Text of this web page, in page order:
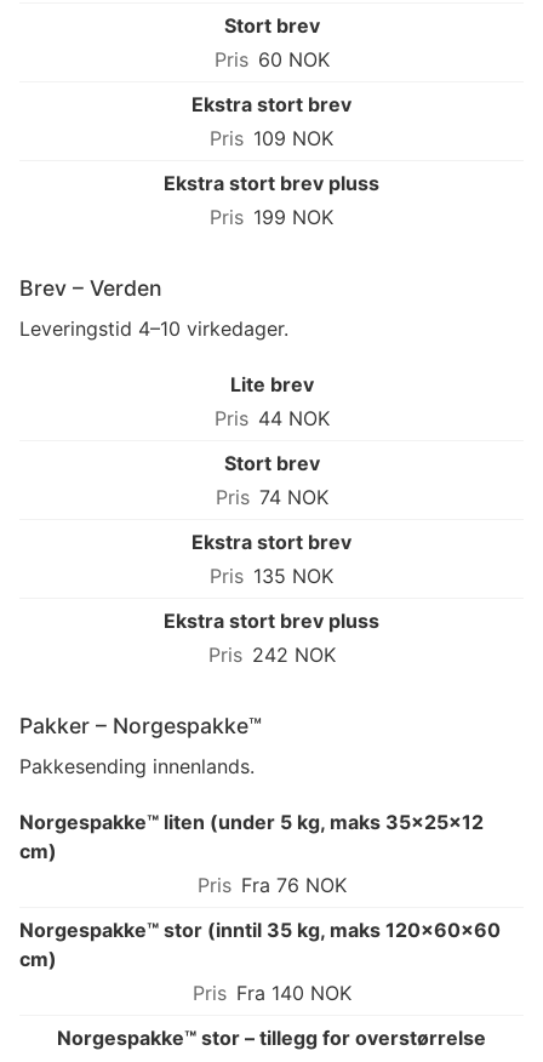
Stort brev
60 NOK
Ekstra stort brev
109 NOK
Ekstra stort brev pluss
199 NOK
Brev – Verden
Leveringstid 4–10 virkedager.
Lite brev
44 NOK
Stort brev
74 NOK
Ekstra stort brev
135 NOK
Ekstra stort brev pluss
242 NOK
Pakker – Norgespakke™
Pakkesending innenlands.
Norgespakke™ liten (under 5 kg, maks 35×25×12
cm)
Fra 76 NOK
Norgespakke™ stor (inntil 35 kg, maks 120×60×60
cm)
Fra 140 NOK
Norgespakke™ stor – tillegg for overstørrelse